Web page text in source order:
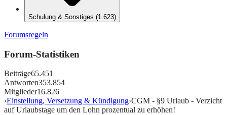
Schulung & Sonstiges (1.623)
Forumsregeln
Forum-Statistiken
Beiträge65.451
Antworten353.854
Mitglieder16.826
›Einstellung, Versetzung & Kündigung›CGM - §9 Urlaub - Verzicht
auf Urlaubstage um den Lohn prozentual zu erhöhen!